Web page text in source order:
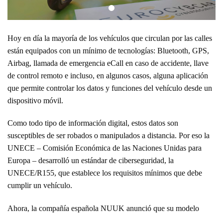
Hoy en día la mayoría de los vehículos que circulan por las calles
están equipados con un mínimo de tecnologías: Bluetooth, GPS,
Airbag, llamada de emergencia eCall en caso de accidente, llave
de control remoto e incluso, en algunos casos, alguna aplicación
que permite controlar los datos y funciones del vehículo desde un
dispositivo móvil.
Como todo tipo de información digital, estos datos son
susceptibles de ser robados o manipulados a distancia. Por eso la
UNECE – Comisión Económica de las Naciones Unidas para
Europa – desarrolló un estándar de ciberseguridad, la
UNECE/R155, que establece los requisitos mínimos que debe
cumplir un vehículo.
Ahora, la compañía española NUUK anunció que su modelo